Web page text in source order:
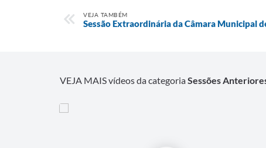
VEJA TAMBÉM
Sessão Extraordinária da Câmara Municipal
VEJA MAIS vídeos da categoriaSessões